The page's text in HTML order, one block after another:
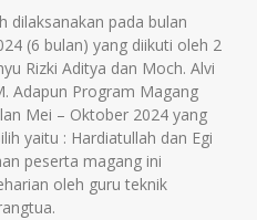
dilaksanakan pada bulan
(6 bulan) yang diikuti oleh 2
Rizki Aditya dan Moch. Alvi
Adapun Program Magang
Mei – Oktober 2024 yang
yaitu : Hardiatullah dan Egi
peserta magang ini
oleh guru teknik